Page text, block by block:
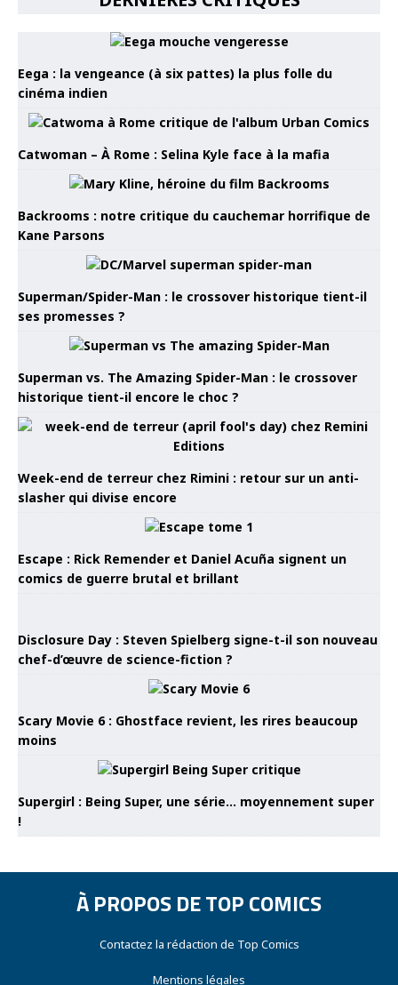
Eega : la vengeance (à six pattes) la plus folle du
cinéma indien
Catwoman – À Rome : Selina Kyle face à la mafia
Backrooms : notre critique du cauchemar horrifique de
Kane Parsons
Superman/Spider-Man : le crossover historique tient-il
ses promesses ?
Superman vs. The Amazing Spider-Man : le crossover
historique tient-il encore le choc ?
Week-end de terreur chez Rimini : retour sur un anti-
slasher qui divise encore
Escape : Rick Remender et Daniel Acuña signent un
comics de guerre brutal et brillant
Disclosure Day : Steven Spielberg signe-t-il son nouveau
chef-d’œuvre de science-fiction ?
Scary Movie 6 : Ghostface revient, les rires beaucoup
moins
Supergirl : Being Super, une série… moyennement super
!
À PROPOS DE TOP COMICS
Contactez la rédaction de Top Comics
Mentions légales